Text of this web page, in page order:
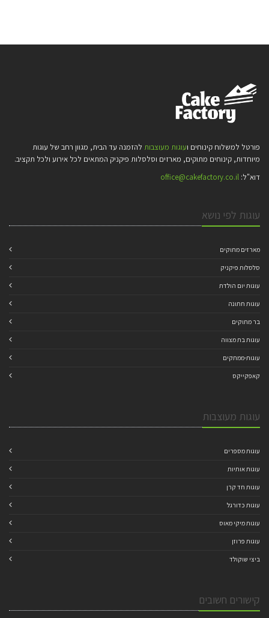
פורטל למשלוח קינוחים ועוגות מעוצבות להזמנה עד הבית, מגוון רחב של עוגות
מיוחדות, קינוחים מתוקים, מארזים וסלסלות פיקניק המתאים לכל אירוע ולכל תקציב.
דוא"ל: office@cakefactory.co.il
עוגות לפי נושא
מארזים מתוקים
סלסלות פיקניק
עוגות יום הולדת
עוגות חתונה
בר מתוקים
עוגות בת מצווה
עוגות-ממתקים
קאפקייקס
עוגות מעוצבות
עוגות מספרים
עוגות אותיות
עוגות חד קרן
עוגות כדורגל
עוגות מיקי מאוס
עוגות פרוזן
ביצי שוקולד
קישורים חשובים